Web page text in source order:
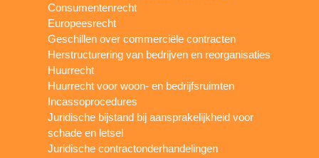
Consumentenrecht
Europeesrecht
Geschillen over commerciële contracten
Herstructurering van bedrijven en reorganisaties
Huurrecht
Huurrecht voor woon- en bedrijfsruimten
Incassoprocedures
Juridische bijstand bij aansprakelijkheid voor
schade en letsel
Juridische contractonderhandelingen